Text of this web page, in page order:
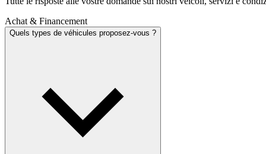
Achat & Financement
Quels types de véhicules proposez-vous ?